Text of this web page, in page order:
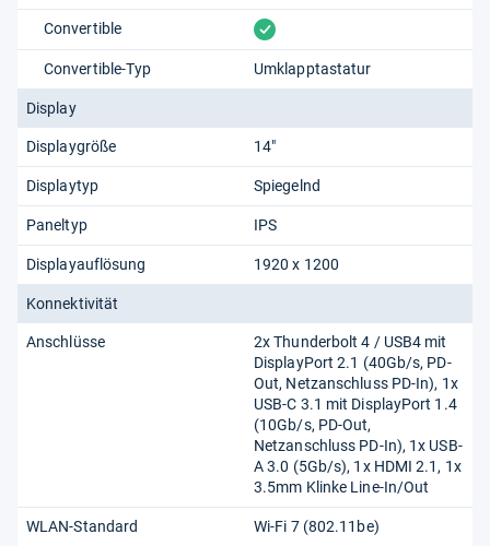
Convertible vorhanden
Convertible-Typ Umklapptastatur
Display
Displaygröße 14"
Displaytyp Spiegelnd
Paneltyp IPS
Displayauflösung 1920 x 1200
Konnektivität
Anschlüsse
2x Thunderbolt 4 /​ USB4 mit
DisplayPort 2.1 (40Gb/​s, PD-
Out, Netzanschluss PD-In), 1x
USB-C 3.1 mit DisplayPort 1.4
(10Gb/​s, PD-Out,
Netzanschluss PD-In), 1x USB-
A 3.0 (5Gb/​s), 1x HDMI 2.1, 1x
3.5mm Klinke Line-In/​Out
WLAN-Standard Wi-Fi 7 (802.11​be)